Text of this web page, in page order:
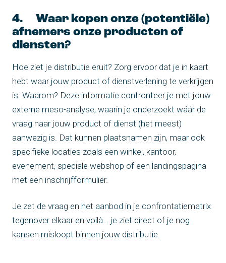
4. Waar kopen onze (potentiële)
afnemers onze producten of
diensten?
Hoe ziet je distributie eruit? Zorg ervoor dat je in kaart
hebt waar jouw product of dienstverlening te verkrijgen
is. Waarom? Deze informatie confronteer je met jouw
externe meso-analyse, waarin je onderzoekt wáár de
vraag naar jouw product of dienst (het meest)
aanwezig is. Dat kunnen plaatsnamen zijn, maar ook
specifieke locaties zoals een winkel, kantoor,
evenement, speciale webshop of een landingspagina
met een inschrijfformulier.
Je zet de vraag en het aanbod in je confrontatiematrix
tegenover elkaar en voilà… je ziet direct of je nog
kansen misloopt binnen jouw distributie.